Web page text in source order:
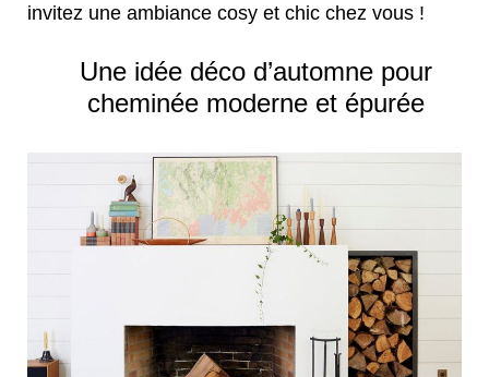
invitez une ambiance cosy et chic chez vous !
Une idée déco d’automne pour
cheminée moderne et épurée